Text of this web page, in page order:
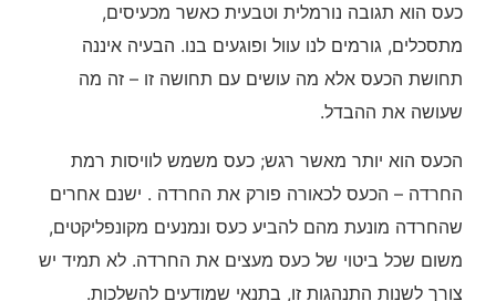
כעס הוא תגובה נורמלית וטבעית כאשר מכעיסים,
מתסכלים, גורמים לנו עוול ופוגעים בנו. הבעיה איננה
תחושת הכעס אלא מה עושים עם תחושה זו – זה מה
שעושה את ההבדל.
הכעס הוא יותר מאשר רגש; כעס משמש לוויסות רמת
החרדה – הכעס לכאורה פורק את החרדה . ישנם אחרים
שהחרדה מונעת מהם להביע כעס ונמנעים מקונפליקטים,
משום שכל ביטוי של כעס מעצים את החרדה. לא תמיד יש
צורך לשנות התנהגות זו, בתנאי שמודעים להשלכות.